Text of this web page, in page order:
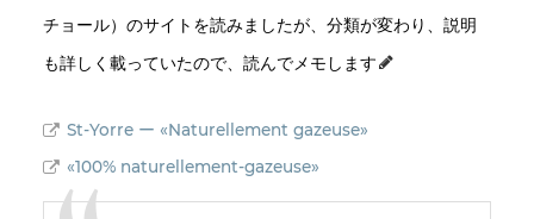
チョール）のサイトを読みましたが、分類が変わり、説明
も詳しく載っていたので、読んでメモします
St-Yorre ー «Naturellement gazeuse»
«100% naturellement-gazeuse»